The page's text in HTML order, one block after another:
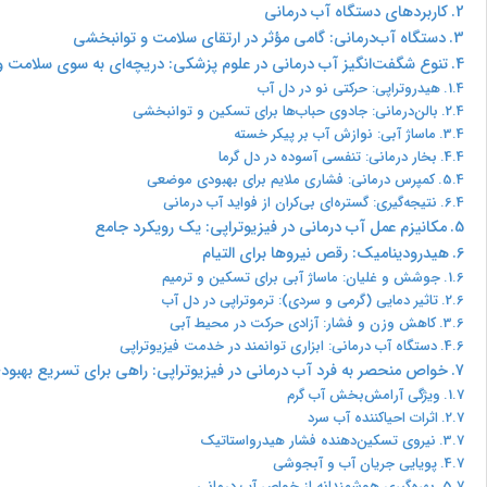
کاربردهای دستگاه آب درمانی
دستگاه آب‌درمانی: گامی مؤثر در ارتقای سلامت و توانبخشی
تنوع شگفت‌انگیز آب درمانی در علوم پزشکی: دریچه‌ای به سوی سلامت
هیدروتراپی: حرکتی نو در دل آب
بالن‌درمانی: جادوی حباب‌ها برای تسکین و توانبخشی
ماساژ آبی: نوازش آب بر پیکر خسته
بخار درمانی: تنفسی آسوده در دل گرما
کمپرس درمانی: فشاری ملایم برای بهبودی موضعی
نتیجه‌گیری: گستره‌ای بی‌کران از فواید آب درمانی
مکانیزم عمل آب درمانی در فیزیوتراپی: یک رویکرد جامع
هیدرودینامیک: رقص نیروها برای التیام
جوشش و غلیان: ماساژ آبی برای تسکین و ترمیم
تاثیر دمایی (گرمی و سردی): ترموتراپی در دل آب
کاهش وزن و فشار: آزادی حرکت در محیط آبی
دستگاه آب درمانی: ابزاری توانمند در خدمت فیزیوتراپی
خواص منحصر به فرد آب درمانی در فیزیوتراپی: راهی برای تسریع
ویژگی آرامش‌بخش آب گرم
اثرات احیاکننده آب سرد
نیروی تسکین‌دهنده فشار هیدرواستاتیک
پویایی جریان آب و آبجوشی